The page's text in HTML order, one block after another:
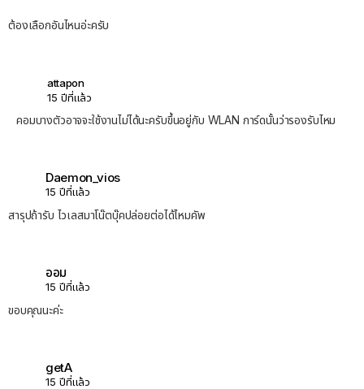
ต้องเลือกอันไหนอ่ะครับ
attapon
15 ปีที่แล้ว
คอมบางตัวอาจจะใช้งานไม่ได้นะครับขึ้นอยู่กับ WLAN การ์ดนั้นว่ารองรับไหม
Daemon_vios
15 ปีที่แล้ว
สารุปถ้ารับ ไวเลสมาโน๊ตบุ๊คปล่อยต่อได้ไหมคัพ
ออม
15 ปีที่แล้ว
ขอบคุณนะค่ะ
getA
15 ปีที่แล้ว